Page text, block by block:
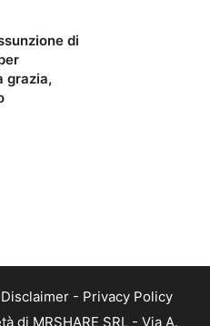
di
grazia,
Disclaimer - Privacy Policy
di MRSHARE SRL - Via A.